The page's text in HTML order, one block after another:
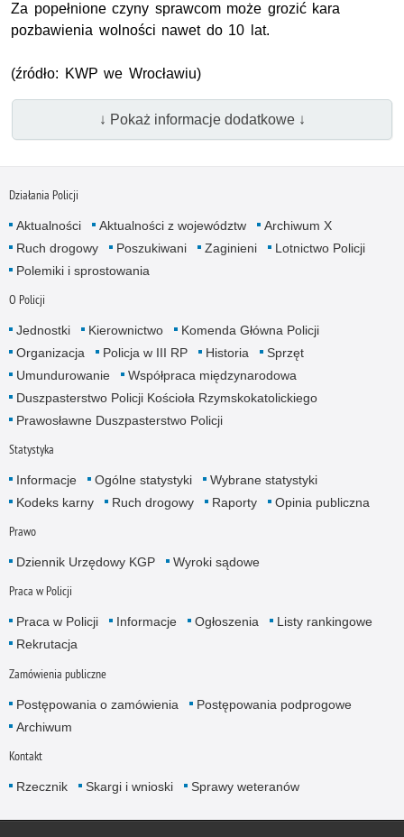
Za popełnione czyny sprawcom może grozić kara
pozbawienia wolności nawet do 10 lat.
(źródło: KWP we Wrocławiu)
↓ Pokaż informacje dodatkowe ↓
Działania Policji
Aktualności Aktualności z województw
Archiwum X
Ruch drogowy
Poszukiwani Zaginieni
Lotnictwo Policji
Polemiki i sprostowania
O Policji
Jednostki Kierownictwo
Komenda Główna Policji
Organizacja
Policja w III RP Historia
Sprzęt
Umundurowanie
Współpraca międzynarodowa
Duszpasterstwo Policji Kościoła Rzymskokatolickiego
Prawosławne Duszpasterstwo Policji
Statystyka
Informacje Ogólne statystyki
Wybrane statystyki
Kodeks karny
Ruch drogowy Raporty Opinia publiczna
Prawo
Dziennik Urzędowy KGP Wyroki sądowe
Praca w Policji
Praca w Policji Informacje Ogłoszenia
Listy rankingowe
Rekrutacja
Zamówienia publiczne
Postępowania o zamówienia
Postępowania podprogowe
Archiwum
Kontakt
Rzecznik Skargi i wnioski Sprawy weteranów